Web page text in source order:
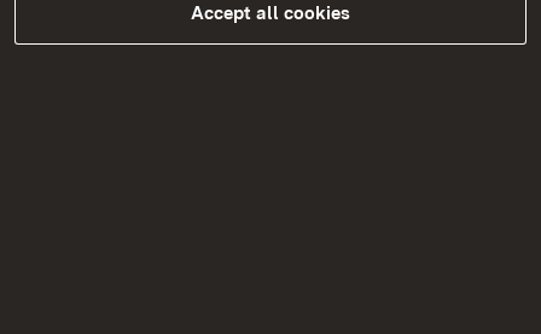
Randevuyu erteleyebilir miyim?
Accept all cookies